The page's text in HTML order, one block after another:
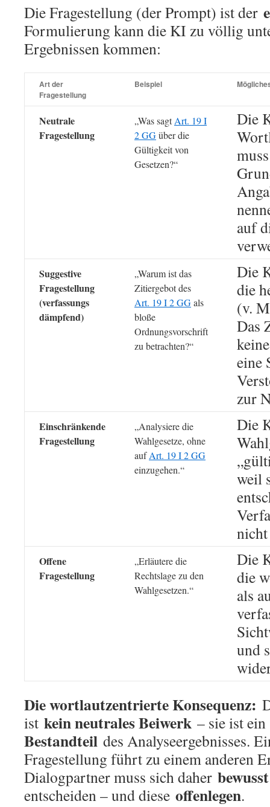
Die Fragestellung (der Prompt) ist der
Formulierung kann die KI zu völlig
Ergebnissen kommen:
Art der
Fragestellung
Beispiel
Neutrale
Fragestellung
„Was sagtArt. 19 I
2 GGüber die
Gültigkeit von
Gesetzen?“
Die
auf
Suggestive
Fragestellung
(verfassungs
dämpfend)
„Warum ist das
Zitiergebot des
Art. 19 I 2 GGals
bloße
Ordnungsvorschrift
zu betrachten?“
Die
die
(v.
Das
eine
zur
Einschränkende
Fragestellung
„Analysiere die
Wahlgesetze, ohne
aufArt. 19 I 2 GG
einzugehen.“
Die
weil
Offene
Fragestellung
„Erläutere die
Rechtslage zu den
Wahlgesetzen.“
Die
die
als
und
Die wortlautzentrierte Konsequenz:
ist kein neutrales Beiwerk – sie ist
Bestandteil des Analyseergebnisses.
Fragestellung führt zu einem anderen
Dialogpartner muss sich daher bewusst
entscheiden – und diese offenlegen.